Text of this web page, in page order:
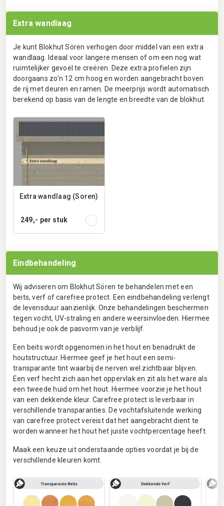
Extra wandlaag
Je kunt Blokhut Sören verhogen door middel van een extra
wandlaag. Ideaal voor langere mensen of om een nog wat
ruimtelijker gevoel te creëren. Deze extra profielen zijn
doorgaans zo’n 12 cm hoog en worden aangebracht boven
de rij met deuren en ramen. De meerprijs wordt automatisch
berekend op basis van de lengte en breedte van de blokhut.
Extra wandlaag (Soren)
249,- per stuk
Eindbehandeling
Wij adviseren om Blokhut Sören te behandelen met een
beits, verf of carefree protect. Een eindbehandeling verlengt
de levensduur aanzienlijk. Onze behandelingen beschermen
tegen vocht, UV-straling en andere weersinvloeden. Hiermee
behoud je ook de pasvorm van je verblijf.
Een beits wordt opgenomen in het hout en benadrukt de
houtstructuur. Hiermee geef je het hout een semi-
transparante tint waarbij de nerven wel zichtbaar blijven.
Een verf hecht zich aan het oppervlak en zit als het ware als
een tweede huid om het hout. Hiermee voorzie je het hout
van een dekkende kleur. Carefree protect is leverbaar in
verschillende transparanties. De vochtafsluitende werking
van carefree protect vereist dat het aangebracht dient te
worden wanneer het hout het juiste vochtpercentage heeft.
Maak een keuze uit onderstaande opties voordat je bij de
verschillende kleuren komt.